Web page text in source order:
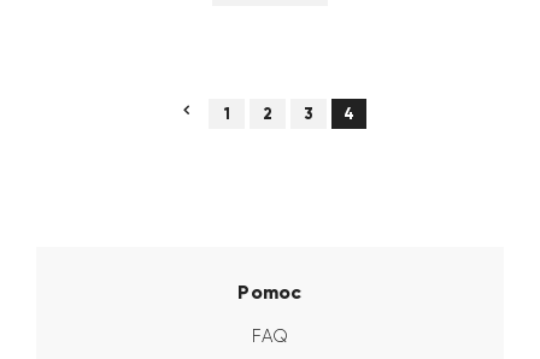
1 2 3 4
Pomoc
FAQ